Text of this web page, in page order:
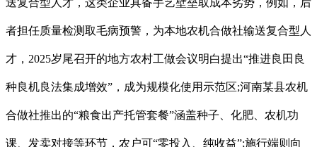
送复合型人才，这类企业具备手艺壁垒取成本劣势，例如，后
者担任质量检测取毛病预警，为本地农机合做社输送复合型人
才，2025岁尾召开的地方农村工做会议明白提出“推进良田良
种良机良法集成增效”，成为规模化使用示范区;河南某县农机
合做社推出的“粮食出产托管套餐”涵盖种子、化肥、农机功
课、发卖对接等环节，农户可“零投入、纯收益”;施行端则向